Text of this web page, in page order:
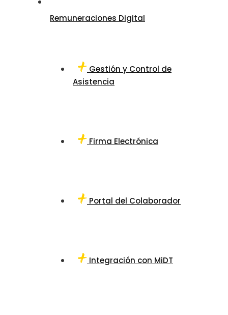
Remuneraciones Digital
Gestión y Control de
Asistencia
Firma Electrónica
Portal del Colaborador
Integración con MiDT